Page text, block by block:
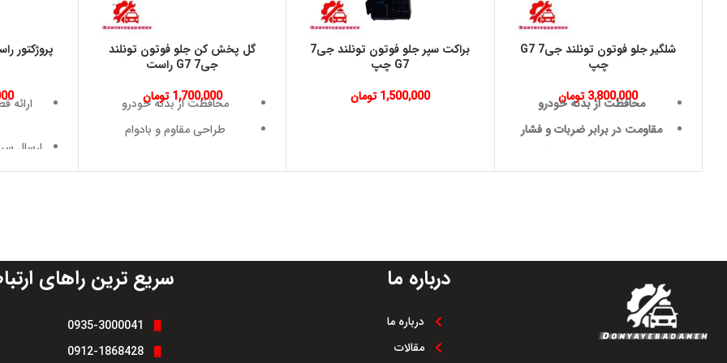
شلگير جلو فوتون تونلند جی7 G7
چپ
3,800,000 تومان
محافظت از بدنه خودرو
مقاومت در برابر ضربات و فشار
براكت سپر جلو فوتون تونلند جی7
G7 چپ
1,500,000 تومان
گل پخش كن جلو فوتون تونلند
جی7 G7 راست
1,700,000 تومان
محافظت از بدنه خودرو
طراحی مقاوم و بادوام
ارائه
ارسال
درباره ما
درباره ما
مقالات
سریع ترین راهای
0935-3000041
0912-1868428